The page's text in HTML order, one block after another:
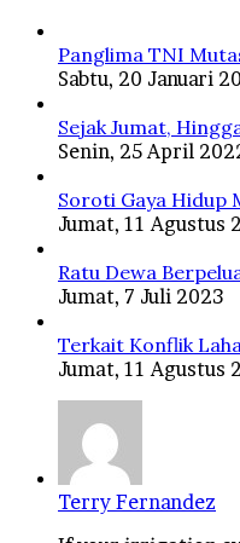
Panglima TNI
Sabtu, 20 Januari
Sejak Jumat,
Senin, 25 April
Soroti Gaya Hidup
Jumat, 11 Agustus
Ratu Dewa
Jumat, 7 Juli 2023
Terkait Konflik
Jumat, 11 Agustus
Terry Fernandez